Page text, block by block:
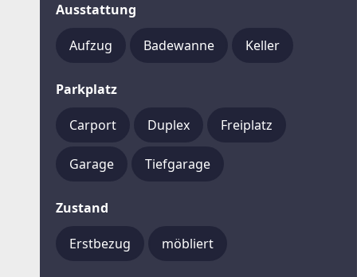
Ausstattung
Aufzug Badewanne Keller
Parkplatz
Carport Duplex Freiplatz
Garage Tiefgarage
Zustand
Erstbezug möbliert